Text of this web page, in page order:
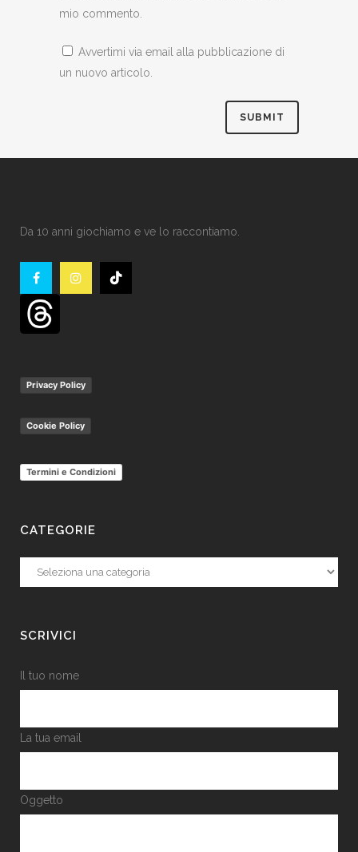
mio commento.
Avvertimi via email alla pubblicazione di
un nuovo articolo.
Da 10 anni giochiamo e ve lo raccontiamo.
Privacy Policy
Cookie Policy
Termini e Condizioni
CATEGORIE
Categorie
SCRIVICI
Il tuo nome
La tua email
Oggetto